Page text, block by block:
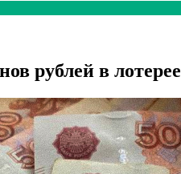
рублей в лотерее